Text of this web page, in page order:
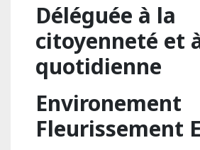
Déléguée à la
citoyenneté et
quotidienne
Environement
Fleurissement